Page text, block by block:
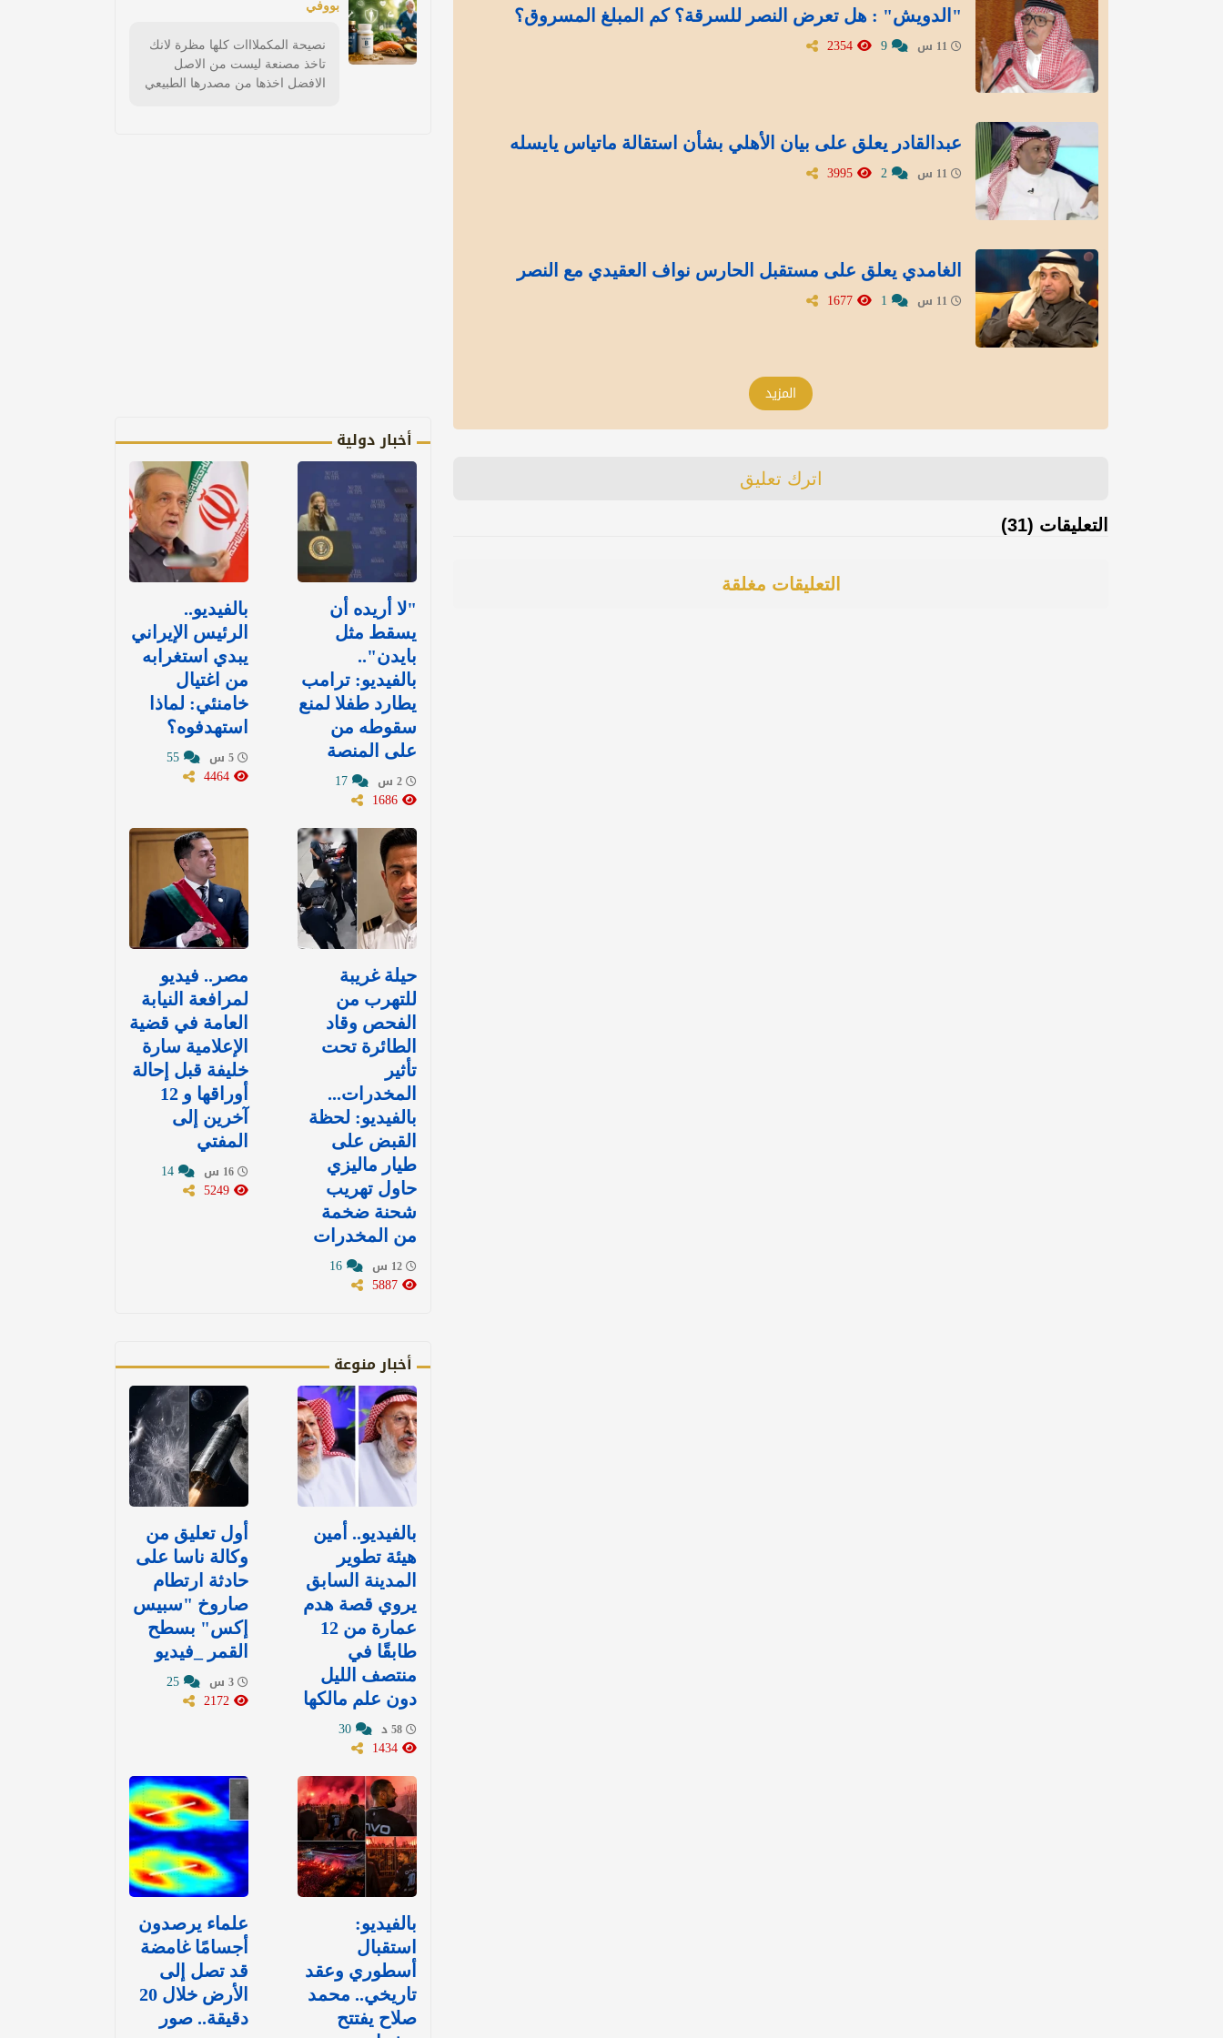
"الدويش" : هل تعرض النصر للسرقة؟ كم المبلغ المسروق؟
عبدالقادر يعلق على بيان الأهلي بشأن استقالة ماتياس يايسله
الغامدي يعلق على مستقبل الحارس نواف العقيدي مع النصر
المزيد
اترك تعليق
التعليقات (31)
التعليقات مغلقة
بووفي
نصيحة المكملااات كلها مظرة لانك
تاخذ مصنعة ليست من الاصل
الافضل اخذها من مصدرها الطبيعي
أخبار دولية
"لا أريده أن
يسقط مثل
بايدن"..
بالفيديو: ترامب
يطارد طفلا لمنع
سقوطه من
على المنصة
بالفيديو..
الرئيس الإيراني
يبدي استغرابه
من اغتيال
خامنئي: لماذا
استهدفوه؟
حيلة غريبة
للتهرب من
الفحص وقاد
الطائرة تحت
تأثير
المخدرات...
بالفيديو: لحظة
القبض على
طيار ماليزي
حاول تهريب
شحنة ضخمة
من المخدرات
مصر.. فيديو
لمرافعة النيابة
العامة في قضية
الإعلامية سارة
خليفة قبل إحالة
أوراقها و 12
آخرين إلى
المفتي
أخبار منوعة
بالفيديو.. أمين
هيئة تطوير
المدينة السابق
يروي قصة هدم
عمارة من 12
طابقًا في
منتصف الليل
دون علم مالكها
أول تعليق من
وكالة ناسا على
حادثة ارتطام
صاروخ "سبيس
إكس" بسطح
القمر _فيديو
بالفيديو:
استقبال
أسطوري وعقد
تاريخي.. محمد
صلاح يفتتح
علماء يرصدون
أجسامًا غامضة
قد تصل إلى
الأرض خلال 20
دقيقة.. صور